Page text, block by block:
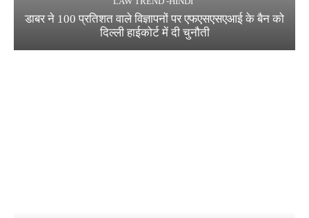
डाबर ने 100 प्रतिशत वाले विज्ञापनों पर एफएसएसएआई के बैन को
दिल्ली हाईकोर्ट में दी चुनौती